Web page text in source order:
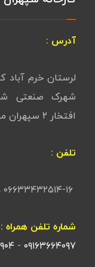
آدرس :
افتخار ۲ سپهران مهان آرا
تلفن :
۰۶۶۳۳۴۳۲۵۱۴-۱۶ داخلی ۱۰۱-۱۰۲-۱۰۳
شماره تلفن همراه :
۰۹۱۶۳۶۶۴۰۹۷ -